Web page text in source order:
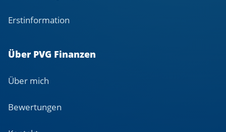
Erstinformation
Über PVG Finanzen
Über mich
Bewertungen